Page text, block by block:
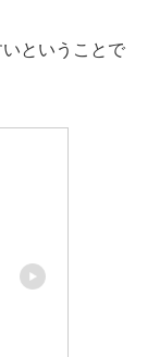
ということで